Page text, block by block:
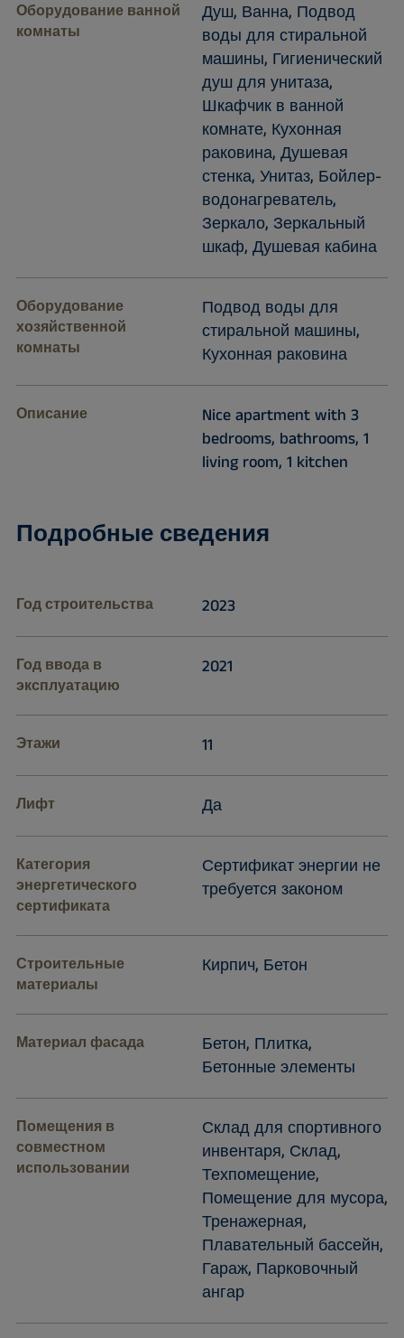
Оборудование ванной
комнаты
Душ, Ванна, Подвод
воды для стиральной
машины, Гигиенический
душ для унитаза,
Шкафчик в ванной
комнате, Кухонная
раковина, Душевая
стенка, Унитаз, Бойлер-
водонагреватель,
Зеркало, Зеркальный
шкаф, Душевая кабина
Оборудование
хозяйственной
комнаты
Подвод воды для
стиральной машины,
Кухонная раковина
Описание
Nice apartment with 3
bedrooms, bathrooms, 1
living room, 1 kitchen
Подробные сведения
Год строительства 2023
Год ввода в
эксплуатацию
2021
Этажи 11
Лифт Да
Категория
энергетического
сертификата
Сертификат энергии не
требуется законом
Строительные
материалы
Кирпич, Бетон
Материал фасада
Бетон, Плитка,
Бетонные элементы
Помещения в
совместном
использовании
Склад для спортивного
инвентаря, Склад,
Техпомещение,
Помещение для мусора,
Тренажерная,
Плавательный бассейн,
Гараж, Парковочный
ангар